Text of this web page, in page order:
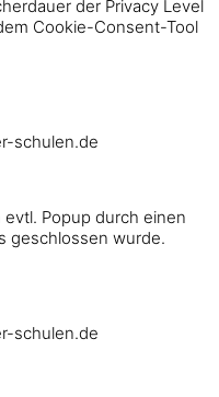
der Privacy Level
Cookie-Consent-Tool
schulen.de
Popup durch einen
geschlossen wurde.
schulen.de